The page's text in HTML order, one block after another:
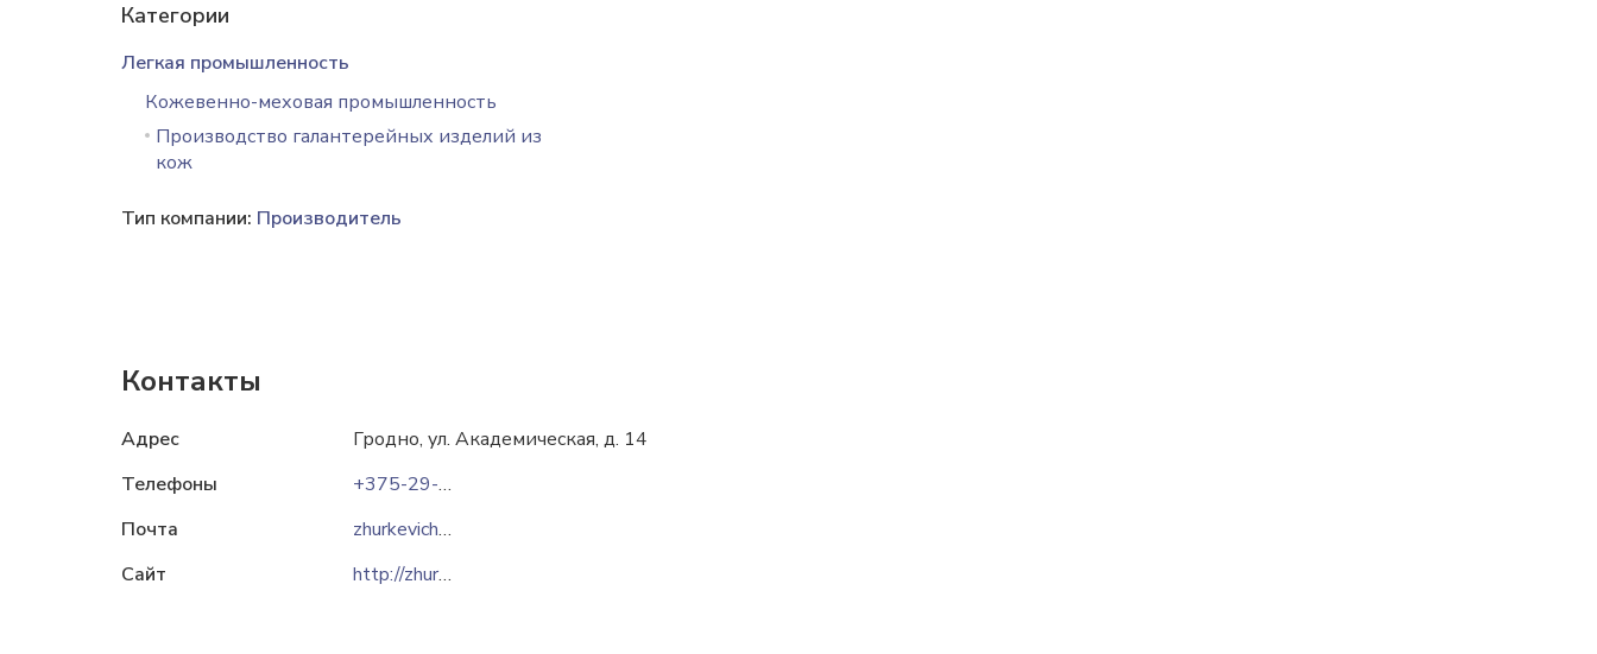
Категории
Легкая промышленность
Кожевенно-меховая промышленность
Производство галантерейных изделий из
кож
Тип компании: Производитель
Контакты
Адрес
Гродно, ул. Академическая, д. 14
Телефоны
+375-29-7846331
Почта
zhurkevichy@mail.ru
Сайт
http://zhurkevich.by